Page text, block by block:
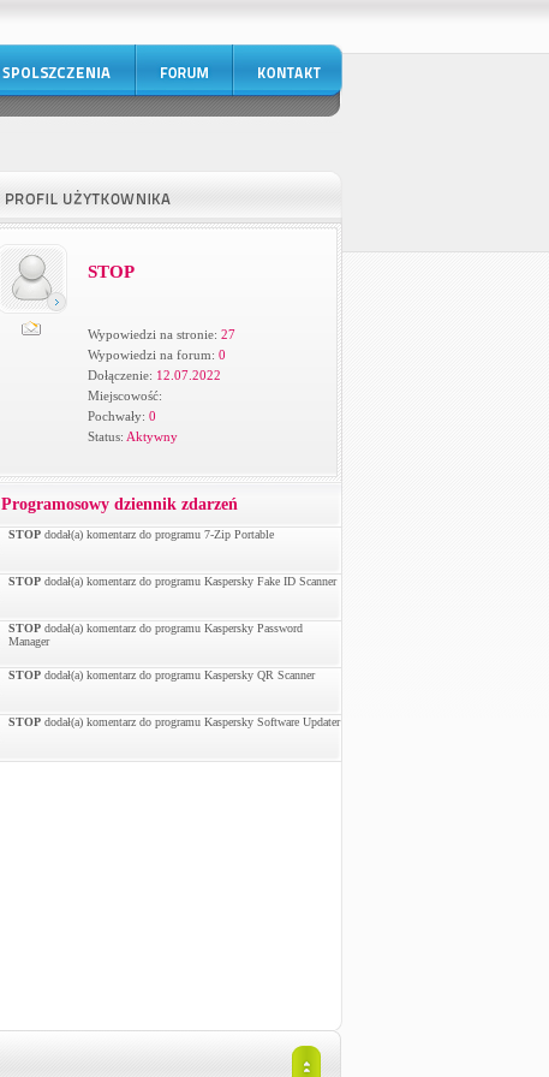
STOP
Wypowiedzi na stronie: 27
Wypowiedzi na forum: 0
Dołączenie: 12.07.2022
Miejscowość:
Pochwały: 0
Status: Aktywny
Programosowy dziennik zdarzeń
STOPdodał(a) komentarz do programu 7-Zip Portable
STOPdodał(a) komentarz do programu Kaspersky Fake ID Scanner
STOPdodał(a) komentarz do programu Kaspersky Password
Manager
STOPdodał(a) komentarz do programu Kaspersky QR Scanner
STOPdodał(a) komentarz do programu Kaspersky Software Updater